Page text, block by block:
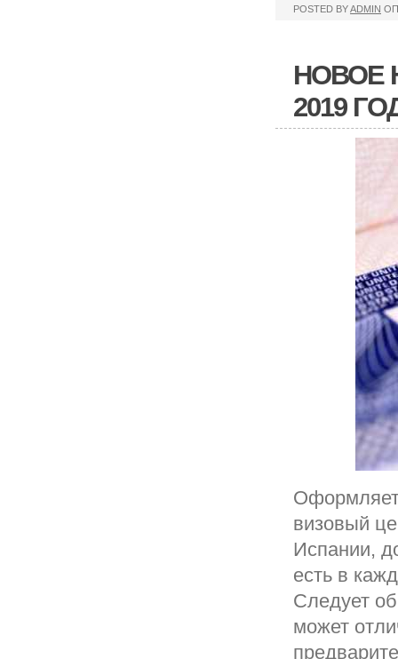
POSTED BYADMIN
НОВОЕ
2019
визовый
Испании,
есть в
Следует
может